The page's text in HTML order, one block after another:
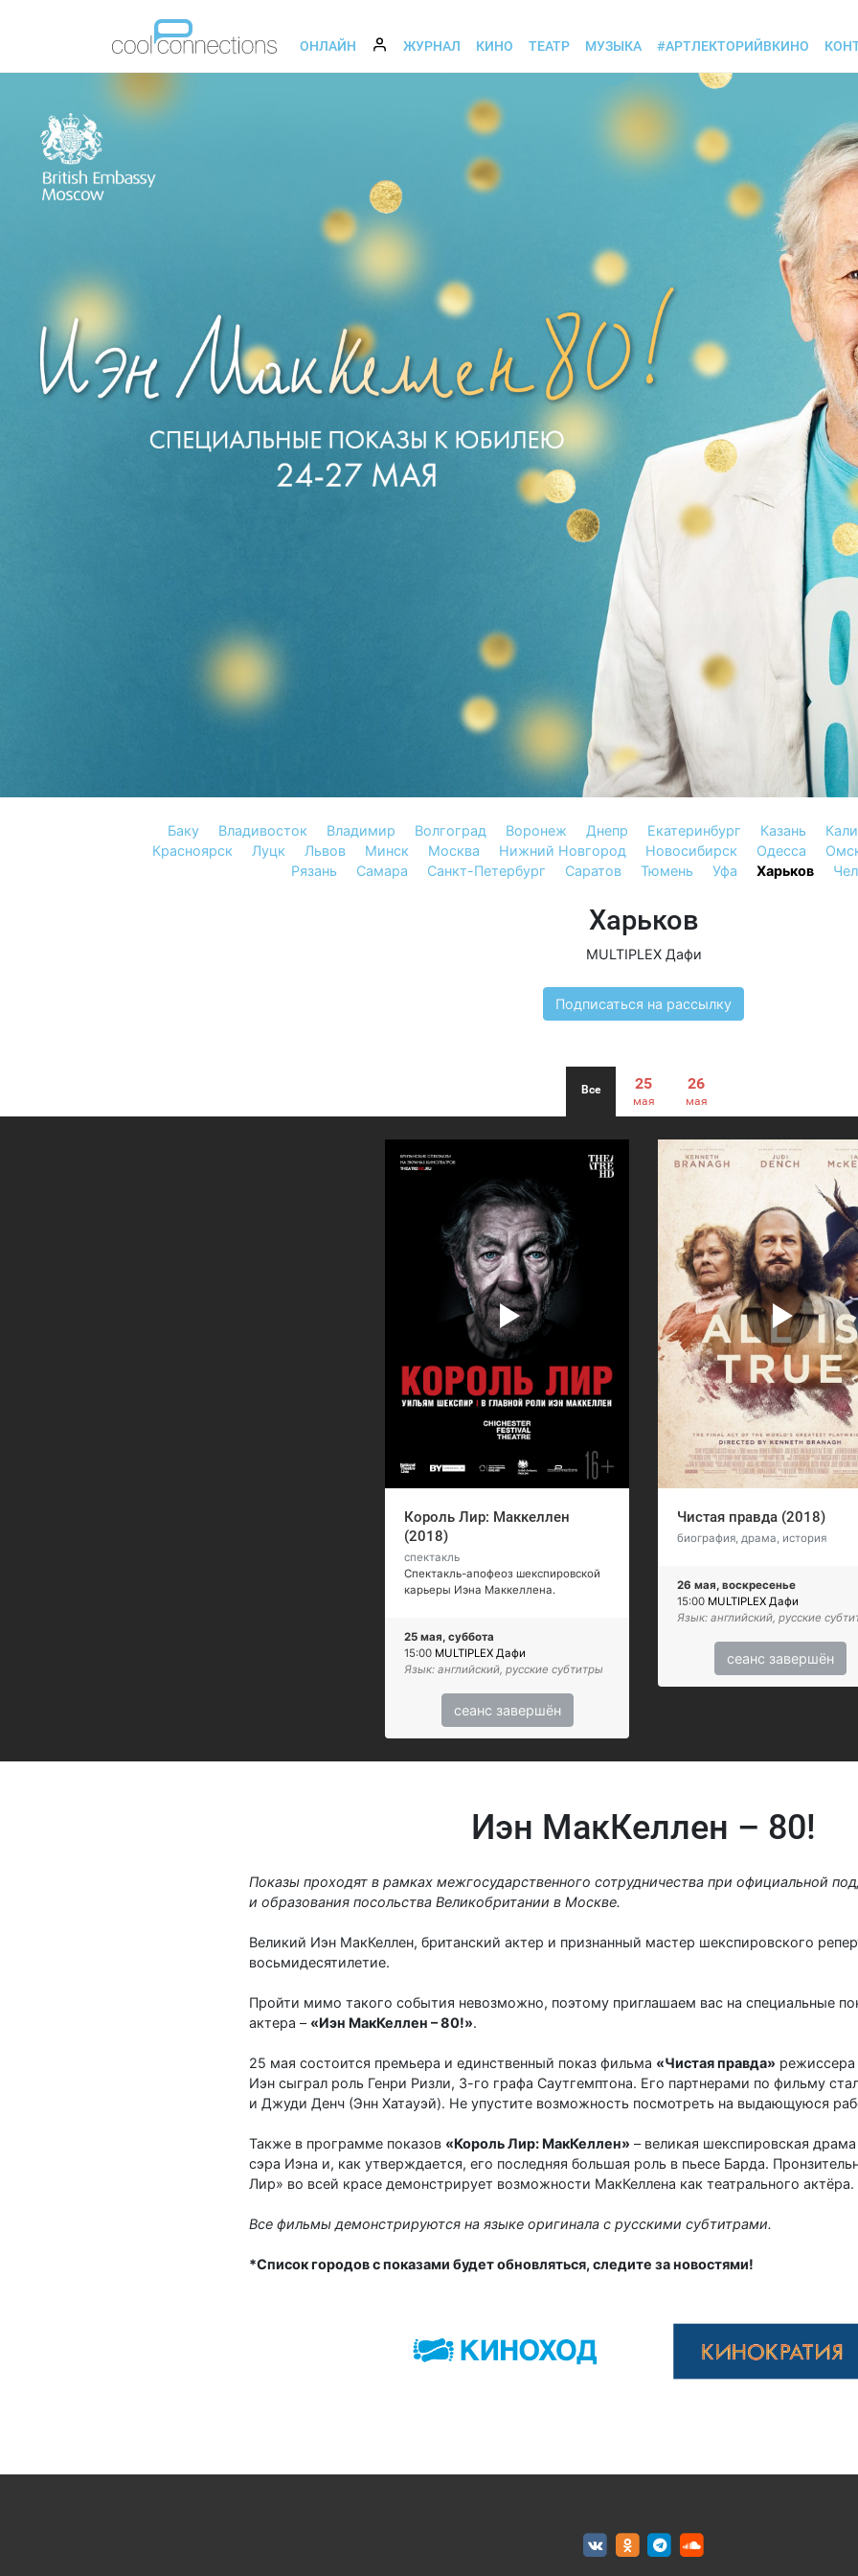
ОНЛАЙН ЖУРНАЛ КИНО ТЕАТР МУЗЫКА #АРТЛЕКТОРИЙВКИНО
Баку Владивосток Владимир Волгоград Воронеж Днепр Екатеринбург Казань
Красноярск
Луцк Львов Минск Москва Нижний Новгород Новосибирск Одесса
Рязань
Самара Санкт-Петербург Саратов Тюмень Уфа Харьков
Харьков
MULTIPLEX Дафи
Подписаться на рассылку
Все 25
мая
26
мая
Король Лир: Маккеллен
(2018)
спектакль
Спектакль-апофеоз шекспировской
карьеры Иэна Маккеллена.
25 мая, суббота
15:00 MULTIPLEX Дафи
Язык: английский, русские субтитры
сеанс завершён
Чистая правда (2018)
биография, драма, история
26 мая, воскресенье
15:00 MULTIPLEX Дафи
Язык: английский, русские
сеанс завершён
Иэн МакКеллен – 80!
Показы проходят в рамках межгосударственного сотрудничества при официальной
и образования посольства Великобритании в Москве.
Великий Иэн МакКеллен, британский актер и признанный мастер шекспировского
восьмидесятилетие.
Пройти мимо такого события невозможно, поэтому приглашаем вас на специальные
актера – «Иэн МакКеллен – 80!».
25 мая состоится премьера и единственный показ фильма «Чистая правда» режиссера
Иэн сыграл роль Генри Ризли, 3-го графа Саутгемптона. Его партнерами по фильму
и Джуди Денч (Энн Хатауэй). Не упустите возможность посмотреть на выдающуюся
Также в программе показов «Король Лир: МакКеллен» – великая шекспировская
сэра Иэна и, как утверждается, его последняя большая роль в пьесе Барда.
Лир» во всей красе демонстрирует возможности МакКеллена как театрального актёра.
Все фильмы демонстрируются на языке оригинала с русскими субтитрами.
*Список городов с показами будет обновляться, следите за новостями!